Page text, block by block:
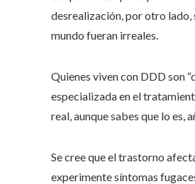
desrealización, por otro lado,
mundo fueran irreales.
Quienes viven con DDD son
especializada en el
real, aunque sabes que lo es,
Se cree que el trastorno
experimente síntomas